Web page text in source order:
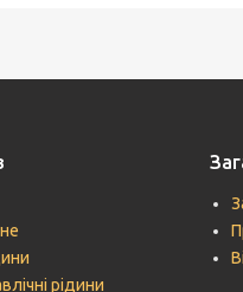
рідини